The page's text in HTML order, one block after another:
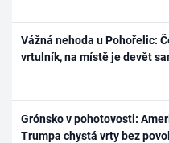
Vážná nehoda u Pohořelic:
vrtulník, na místě je devět
Grónsko v pohotovosti:
Trumpa chystá vrty bez